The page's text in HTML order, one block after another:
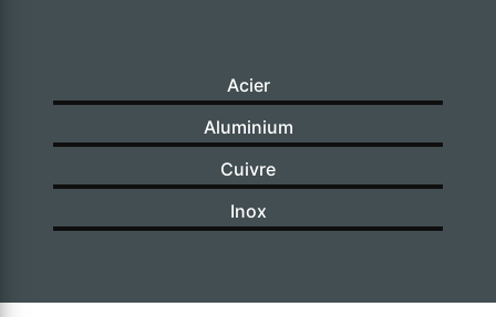
Acier
Aluminium
Cuivre
Inox